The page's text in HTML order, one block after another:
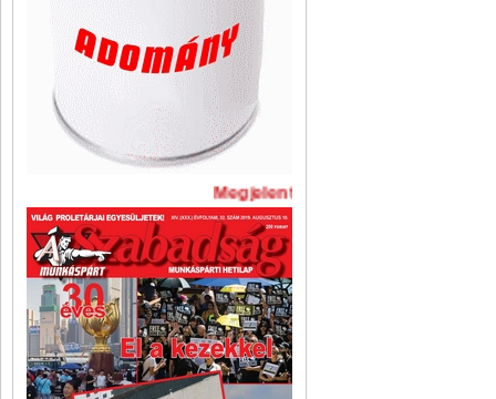
Megjelent A Szabadság legújabb